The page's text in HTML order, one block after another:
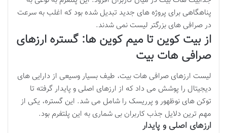
پناهگاهی برای پروژه های جدید تبدیل شده بود که اغلب به سرعت
در صرافی های بزرگتر لیست نمی شدند.
از بیت کوین تا میم کوین ها: گستره ارزهای
صرافی هات بیت
لیست ارزهای صرافی هات بیت، طیف بسیار وسیعی از دارایی های
دیجیتال را پوشش می داد که از ارزهای اصلی و پایدار گرفته تا
توکن های نوظهور و پرریسک را شامل می شد. این گستره، یکی از
مهم ترین دلایل جذب کاربران بی شماری به این پلتفرم بود.
ارزهای اصلی و پایدار